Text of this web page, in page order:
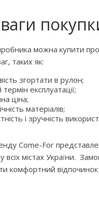
можна купити
таких як:
згортати в рулон;
експлуатації;
ціна;
матеріалів;
і зручність
Come-For
всіх містах України.
комфортний відпочинок